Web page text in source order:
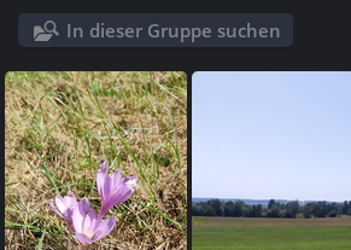
In dieser Gruppe suchen